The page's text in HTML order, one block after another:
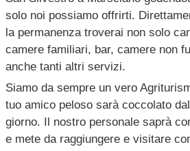
solo noi possiamo offrirti.
la permanenza troverai non solo
camere familiari, bar, camere non
anche tanti altri servizi.
Siamo da sempre un vero
tuo amico peloso sarà coccolato
giorno. Il nostro personale saprà
e mete da raggiungere e visitare